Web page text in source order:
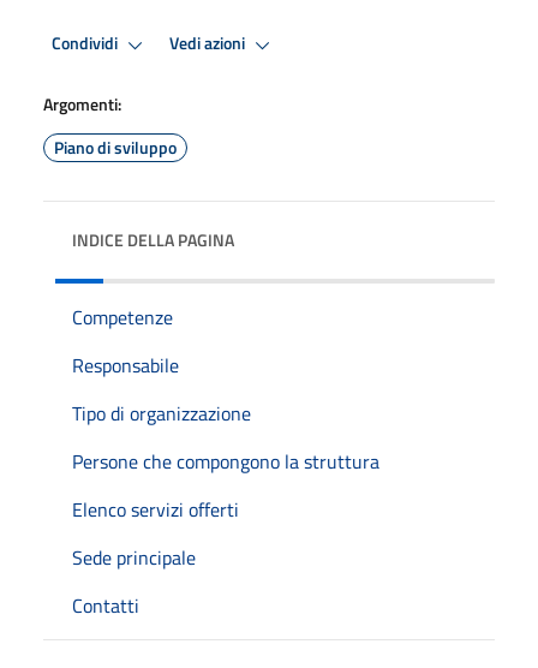
Condividi Vedi azioni
Argomenti:
Piano di sviluppo
INDICE DELLA PAGINA
Competenze
Responsabile
Tipo di organizzazione
Persone che compongono la struttura
Elenco servizi offerti
Sede principale
Contatti